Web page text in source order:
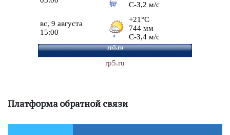
rp5.ru
Платформа обратной связи